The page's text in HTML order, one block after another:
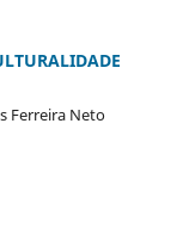
Ferreira Neto